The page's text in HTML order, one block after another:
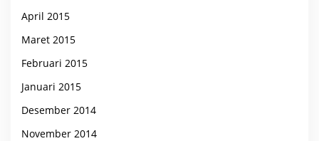
April 2015
Maret 2015
Februari 2015
Januari 2015
Desember 2014
November 2014